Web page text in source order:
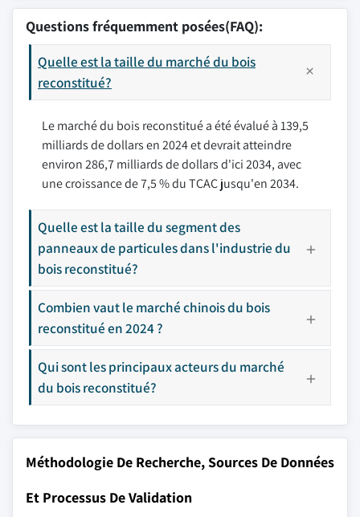
Questions fréquemment posées(FAQ):
Quelle est la taille du marché du bois
reconstitué?
Le marché du bois reconstitué a été évalué à 139,5
milliards de dollars en 2024 et devrait atteindre
environ 286,7 milliards de dollars d'ici 2034, avec
une croissance de 7,5 % du TCAC jusqu'en 2034.
Quelle est la taille du segment des
panneaux de particules dans l'industrie du
bois reconstitué?
Combien vaut le marché chinois du bois
reconstitué en 2024 ?
Qui sont les principaux acteurs du marché
du bois reconstitué?
Méthodologie De Recherche, Sources De Données
Et Processus De Validation